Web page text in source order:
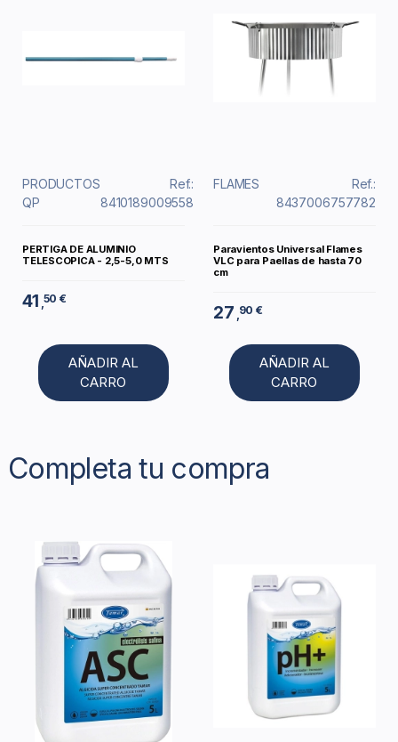
PRODUCTOS
QP
Ref.:
8410189009558
PERTIGA DE ALUMINIO
TELESCOPICA - 2,5-5,0 MTS
41 ,50 €
AÑADIR AL
CARRO
FLAMES
Ref.:
8437006757782
Paravientos Universal Flames
VLC para Paellas de hasta 70
cm
27 90 €
AÑADIR AL
CARRO
Completa tu compra